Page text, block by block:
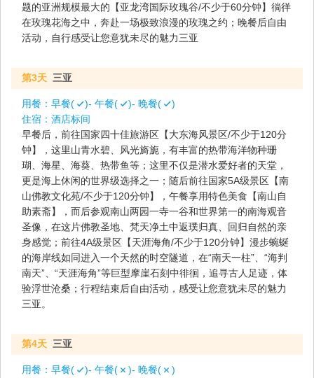
题的亚洲规模最大的【亚龙湾国际玫瑰谷/不少于60分钟】徜徉
在玫瑰花海之中，奔赴一场极致浪漫的玫瑰之约；晚餐后自由
活动，自行感受让您意犹未尽的魅力三亚
第3天 三亚
用餐： 早餐( )- 午餐( )- 晚餐(
)
住宿： 酒店标间
早餐后，前往国家四十佳旅游区【大东海风景区/不少于120分
钟】，这里山青水碧、风光旖旎，有丰富的热带海洋物种珊
瑚、海星、海葵、热带鱼等；这里不仅是潜水爱好者的天堂，
更是海上休闲的世界级选择之一；随后前往国家5A级景区【南
山佛教文化苑/不少于120分钟】，午餐享用特色美食【南山自
助素斋】，而后参观南山两园一寺一谷和世界第一的南海观音
圣像，在这片佛教圣地、梵天净土中返璞归真、回归自然的亲
身感觉；前往4A级景区【天涯海角/不少于120分钟】漫步蜿蜒
的海岸线如同进入一个天然的时空隧道，在“南天一柱”、“海判
南天”、“天涯海角”等巨型摩崖石刻中徘徊，追寻古人足迹，体
验浮世沧桑；行程结束后自由活动，感受让您意犹未尽的魅力
三亚。
第4天 三亚
用餐： 早餐( )- 午餐( )- 晚餐(
)